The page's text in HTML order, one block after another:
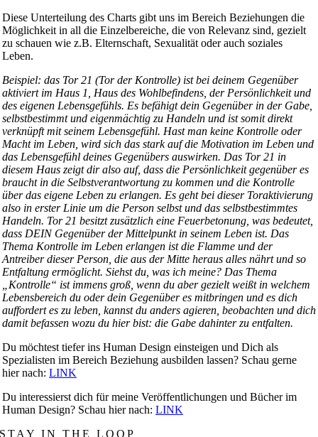
Diese Unterteilung des Charts gibt uns im Bereich Beziehungen die
Möglichkeit in all die Einzelbereiche, die von Relevanz sind, gezielt
zu schauen wie z.B. Elternschaft, Sexualität oder auch soziales
Leben.
Beispiel: das Tor 21 (Tor der Kontrolle) ist bei deinem Gegenüber
aktiviert im Haus 1, Haus des Wohlbefindens, der Persönlichkeit und
des eigenen Lebensgefühls. Es befähigt dein Gegenüber in der Gabe,
selbstbestimmt und eigenmächtig zu Handeln und ist somit direkt
verknüpft mit seinem Lebensgefühl. Hast man keine Kontrolle oder
Macht im Leben, wird sich das stark auf die Motivation im Leben und
das Lebensgefühl deines Gegenübers auswirken. Das Tor 21 in
diesem Haus zeigt dir also auf, dass die Persönlichkeit gegenüber es
braucht in die Selbstverantwortung zu kommen und die Kontrolle
über das eigene Leben zu erlangen. Es geht bei dieser Toraktivierung
also in erster Linie um die Person selbst und das selbstbestimmtes
Handeln. Tor 21 besitzt zusätzlich eine Feuerbetonung, was bedeutet,
dass DEIN Gegenüber der Mittelpunkt in seinem Leben ist. Das
Thema Kontrolle im Leben erlangen ist die Flamme und der
Antreiber dieser Person, die aus der Mitte heraus alles nährt und so
Entfaltung ermöglicht. Siehst du, was ich meine? Das Thema
„Kontrolle“ ist immens groß, wenn du aber gezielt weißt in welchem
Lebensbereich du oder dein Gegenüber es mitbringen und es dich
auffordert es zu leben, kannst du anders agieren, beobachten und dich
damit befassen wozu du hier bist: die Gabe dahinter zu entfalten.
Du möchtest tiefer ins Human Design einsteigen und Dich als
Spezialisten im Bereich Beziehung ausbilden lassen? Schau gerne
hier nach: LINK
Du interessierst dich für meine Veröffentlichungen und Bücher im
Human Design? Schau hier nach: LINK
STAY IN THE LOOP